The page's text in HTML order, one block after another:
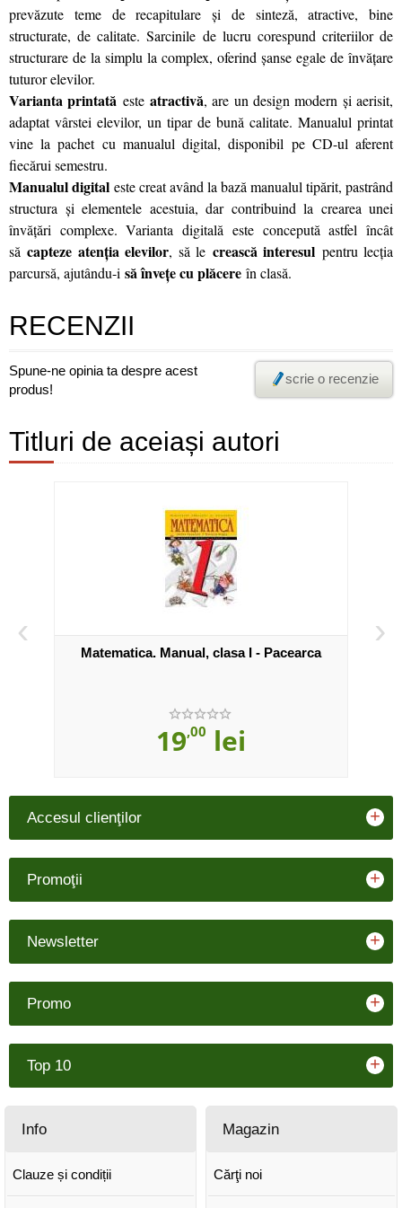
prevăzute teme de recapitulare şi de sinteză, atractive, bine
structurate, de calitate. Sarcinile de lucru corespund criteriilor de
structurare de la simplu la complex, oferind șanse egale de învățare
tuturor elevilor.
Varianta printată esteatractivă, are un design modern și aerisit,
adaptat vârstei elevilor, un tipar de bună calitate. Manualul printat
vine la pachet cu manualul digital, disponibil pe CD-ul aferent
fiecărui semestru.
Manualul digital este creat având la bază manualul tipărit, pastrând
structura și elementele acestuia, dar contribuind la crearea unei
învățări complexe. Varianta digitală este concepută astfel încât
săcapteze atenția elevilor, să le crească interesul pentru lecția
parcursă, ajutându-i să învețe cu plăcere în clasă.
RECENZII
Spune-ne opinia ta despre acest
produs!
scrie o recenzie
Titluri de aceiași autori
‹
Matematica. Manual, clasa I - Pacearca
19,00 lei
›
Accesul clienţilor +
Promoţii +
Newsletter +
Promo +
Top 10 +
Info
Clauze și condiții
Magazin
Cărţi noi